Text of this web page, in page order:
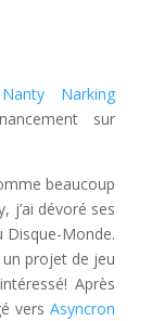
Nanty Narking
sur
beaucoup
j’ai dévoré ses
Disque-Monde.
un projet de jeu
Après
versAsyncron